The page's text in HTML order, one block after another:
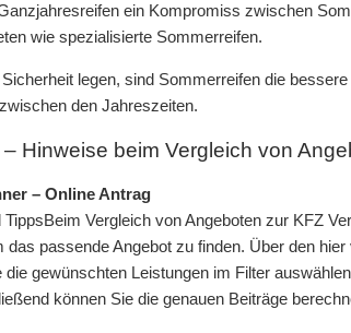
ein Kompromiss zwischen
wie spezialisierte Sommerreifen.
legen, sind Sommerreifen die
den Jahreszeiten.
Hinweise beim Vergleich von
– Online Antrag
Beim Vergleich von Angeboten zur KFZ
passende Angebot zu finden. Über den hier
gewünschten Leistungen im Filter
können Sie die genauen Beiträge